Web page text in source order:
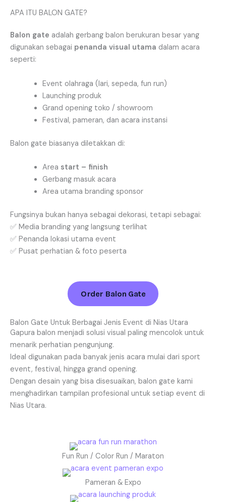
APA ITU BALON GATE?
Balon gate adalah gerbang balon berukuran besar yang
digunakan sebagai penanda visual utama dalam acara
seperti:
Event olahraga (lari, sepeda, fun run)
Launching produk
Grand opening toko / showroom
Festival, pameran, dan acara instansi
Balon gate biasanya diletakkan di:
Area start – finish
Gerbang masuk acara
Area utama branding sponsor
Fungsinya bukan hanya sebagai dekorasi, tetapi sebagai:
✅ Media branding yang langsung terlihat
✅ Penanda lokasi utama event
✅ Pusat perhatian & foto peserta
Order Balon Gate
Balon Gate Untuk Berbagai Jenis Event di Nias Utara
Gapura balon menjadi solusi visual paling mencolok untuk
menarik perhatian pengunjung.
Ideal digunakan pada banyak jenis acara mulai dari sport
event, festival, hingga grand opening.
Dengan desain yang bisa disesuaikan, balon gate kami
menghadirkan tampilan profesional untuk setiap event di
Nias Utara.
Fun Run / Color Run / Maraton
Pameran & Expo